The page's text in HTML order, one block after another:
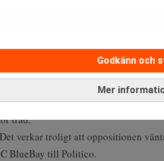
Mer
Godkänn och
med hårt motstånd.
du vinner – och vad du riskerar att
parti saknar sedan förra årets nyval
Samling underMarine Le Pen
tråd.
verkar troligt att oppositionen
BlueBay till Politico.